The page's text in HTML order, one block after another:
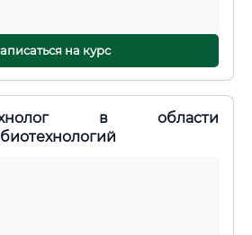
на курс
технолог в области